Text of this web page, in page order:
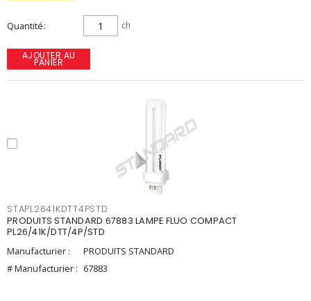
Quantité ch
AJOUTER AU
PANIER
STAPL2641KDTT4PSTD
PRODUITS STANDARD 67883 LAMPE FLUO COMPACT
PL26/41K/DTT/4P/STD
Manufacturier :
PRODUITS STANDARD
# Manufacturier : 67883